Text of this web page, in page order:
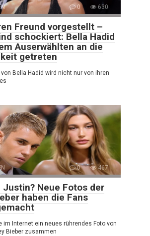
0 630
Freund vorgestellt –
schockiert: Bella Hadid
Auserwählten an die
getreten
von Bella Hadid wird nicht nur von ihren
0 467
Justin? Neue Fotos der
haben die Fans
im Internet ein neues rührendes Foto von
Bieber zusammen